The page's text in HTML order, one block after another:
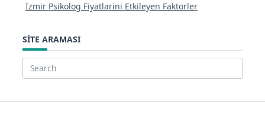
İzmir Psikolog Fiyatlarini Etkileyen Faktorler
SITE ARAMASI
Search